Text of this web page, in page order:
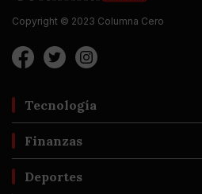
Copyright © 2023 Columna Cero
Tecnología
Finanzas
Deportes